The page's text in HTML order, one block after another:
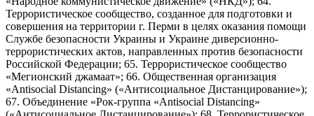
Террористическое сообщество, созданное для подготовки и
совершения на территории г. Перми в целях оказания помощи
Службе безопасности Украины и Украине диверсионно-
террористических актов, направленных против безопасности
Российской Федерации; 65. Террористическое сообщество
«Мегионский джамаат»; 66. Общественная организация
«Antisocial Distancing» («Антисоциальное Дистанцирование»);
67. Объединение «Рок-группа «Antisocial Distancing»